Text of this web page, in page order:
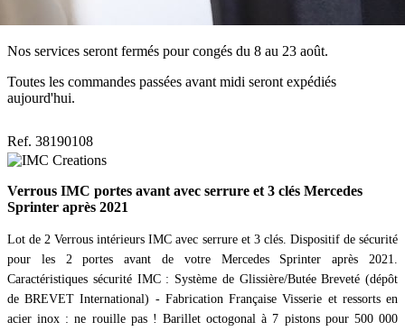
Nos services seront fermés pour congés du 8 au 23 août.
Toutes les commandes passées avant midi seront expédiés
aujourd'hui.
Ref. 38190108
Verrous IMC portes avant avec serrure et 3 clés Mercedes
Sprinter après 2021
Lot de 2 Verrous intérieurs IMC avec serrure et 3 clés. Dispositif de sécurité
pour les 2 portes avant de votre Mercedes Sprinter après 2021.
Caractéristiques sécurité IMC : Système de Glissière/Butée Breveté (dépôt
de BREVET International) - Fabrication Française Visserie et ressorts en
acier inox : ne rouille pas ! Barillet octogonal à 7 pistons pour 500 000